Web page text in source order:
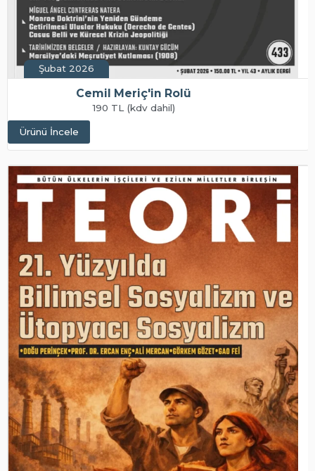
Şubat 2026
Cemil Meriç'in Rolü
190 TL (kdv dahil)
Ürünü İncele